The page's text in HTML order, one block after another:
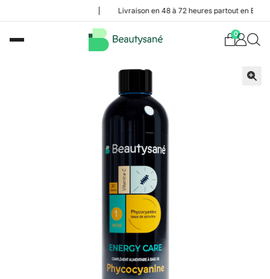
Livraison en 48 à 72 heures partout en Belgique
0